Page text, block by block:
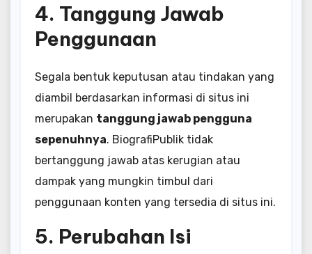
4. Tanggung Jawab
Penggunaan
Segala bentuk keputusan atau tindakan yang
diambil berdasarkan informasi di situs ini
merupakan tanggung jawab pengguna
sepenuhnya. BiografiPublik tidak
bertanggung jawab atas kerugian atau
dampak yang mungkin timbul dari
penggunaan konten yang tersedia di situs ini.
5. Perubahan Isi